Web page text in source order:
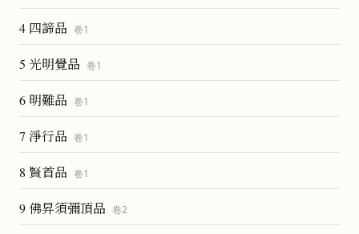
4 四諦品 卷1
5 光明覺品 卷1
6 明難品 卷1
7 淨行品 卷1
8 賢首品 卷1
9 佛昇須彌頂品 卷2